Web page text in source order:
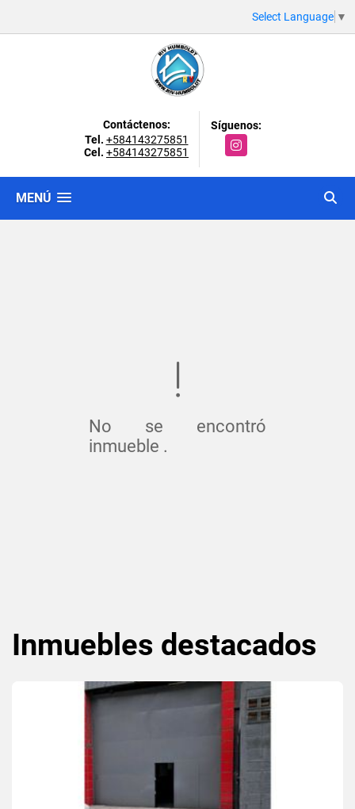
Select Language ▼
Contáctenos:
Tel. +584143275851
Cel. +584143275851
Síguenos:
Instagram
MENÚ
No se encontró
inmueble .
Inmuebles destacados